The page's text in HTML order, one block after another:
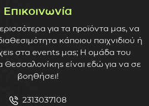
Επικοινωνία
για τα προϊόντα μας, να
κάποιου παιχνιδιού ή
στα events μας; Η ομάδα του
είναι εδώ για να σε
βοηθήσει!
2313037108